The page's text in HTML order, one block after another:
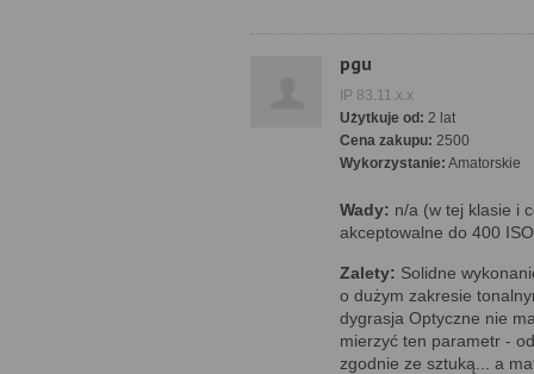
pgu
IP 83.11.x.x
Użytkuje od: 2 lat
Cena zakupu: 2500
Wykorzystanie: Amatorskie
Wady: n/a (w tej klasie i
akceptowalne do 400
Zalety: Solidne
o dużym zakresie
dygrasja Optyczne nie
mierzyć ten parametr -
zgodnie ze sztuką... a